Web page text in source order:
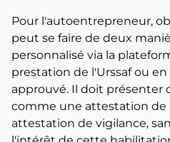
Pour l'autoentrepreneur,
peut se faire de deux
personnalisé via la
prestation de l'Urssaf ou
approuvé. Il doit présenter
comme une attestation de
attestation de vigilance,